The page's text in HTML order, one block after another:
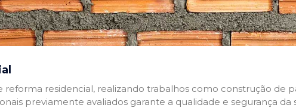
reforma residencial, realizando trabalhos como construção de
previamente avaliados garante a qualidade e segurança da